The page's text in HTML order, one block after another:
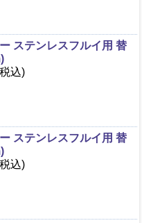
ステンレスフルイ用 替
込)
ステンレスフルイ用 替
込)